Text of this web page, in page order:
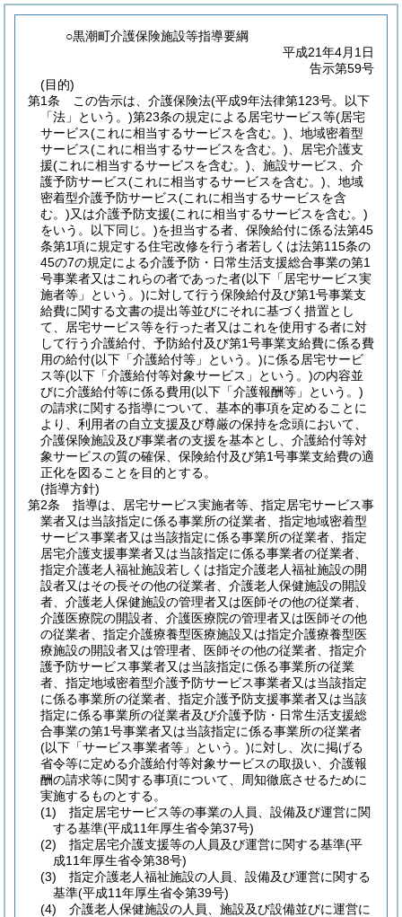
○黒潮町介護保険施設等指導要綱
平成21年4月1日
告示第59号
(目的)
第1条
この告示は、介護保険法(平成9年法律第123号。以下
「法」という。)第23条の規定による居宅サービス等(居宅
サービス(これに相当するサービスを含む。) 、地域密着型
サービス(これに相当するサービスを含む。) 、居宅介護支
援(これに相当するサービスを含む。) 、施設サービス、介
護予防サービス(これに相当するサービスを含む。) 、地域
密着型介護予防サービス(これに相当するサービスを含
む。)又は介護予防支援(これに相当するサービスを含む。)
をいう。以下同じ。)を担当する者、保険給付に係る法第45
条第1項に規定する住宅改修を行う者若しくは法第115条の
45の7の規定による介護予防・日常生活支援総合事業の第1
号事業者又はこれらの者であった者(以下「居宅サービス実
施者等」という。)に対して行う保険給付及び第1号事業支
給費に関する文書の提出等並びにそれに基づく措置とし
て、居宅サービス等を行った者又はこれを使用する者に対
して行う介護給付、予防給付及び第1号事業支給費に係る費
用の給付(以下「介護給付等」という。)に係る居宅サービ
ス等(以下「介護給付等対象サービス」という。)の内容並
びに介護給付等に係る費用(以下「介護報酬等」という。)
の請求に関する指導について、基本的事項を定めることに
より、利用者の自立支援及び尊厳の保持を念頭において、
介護保険施設及び事業者の支援を基本とし、介護給付等対
象サービスの質の確保、保険給付及び第1号事業支給費の適
正化を図ることを目的とする。
(指導方針)
第2条
指導は、居宅サービス実施者等、指定居宅サービス事
業者又は当該指定に係る事業所の従業者、指定地域密着型
サービス事業者又は当該指定に係る事業所の従業者、指定
居宅介護支援事業者又は当該指定に係る事業者の従業者、
指定介護老人福祉施設若しくは指定介護老人福祉施設の開
設者又はその長その他の従業者、介護老人保健施設の開設
者、介護老人保健施設の管理者又は医師その他の従業者、
介護医療院の開設者、介護医療院の管理者又は医師その他
の従業者、指定介護療養型医療施設又は指定介護療養型医
療施設の開設者又は管理者、医師その他の従業者、指定介
護予防サービス事業者又は当該指定に係る事業所の従業
者、指定地域密着型介護予防サービス事業者又は当該指定
に係る事業所の従業者、指定介護予防支援事業者又は当該
指定に係る事業所の従業者及び介護予防・日常生活支援総
合事業の第1号事業者又は当該指定に係る事業所の従業者
(以下「サービス事業者等」という。)に対し、次に掲げる
省令等に定める介護給付等対象サービスの取扱い、介護報
酬の請求等に関する事項について、周知徹底させるために
実施するものとする。
(1)
指定居宅サービス等の事業の人員、設備及び運営に関
する基準(平成11年厚生省令第37号)
(2)
指定居宅介護支援等の人員及び運営に関する基準(平
成11年厚生省令第38号)
(3)
指定介護老人福祉施設の人員、設備及び運営に関する
基準(平成11年厚生省令第39号)
(4)
介護老人保健施設の人員、施設及び設備並びに運営に